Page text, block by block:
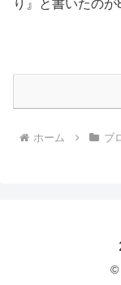
り』と書いたの
ホーム ブ
©